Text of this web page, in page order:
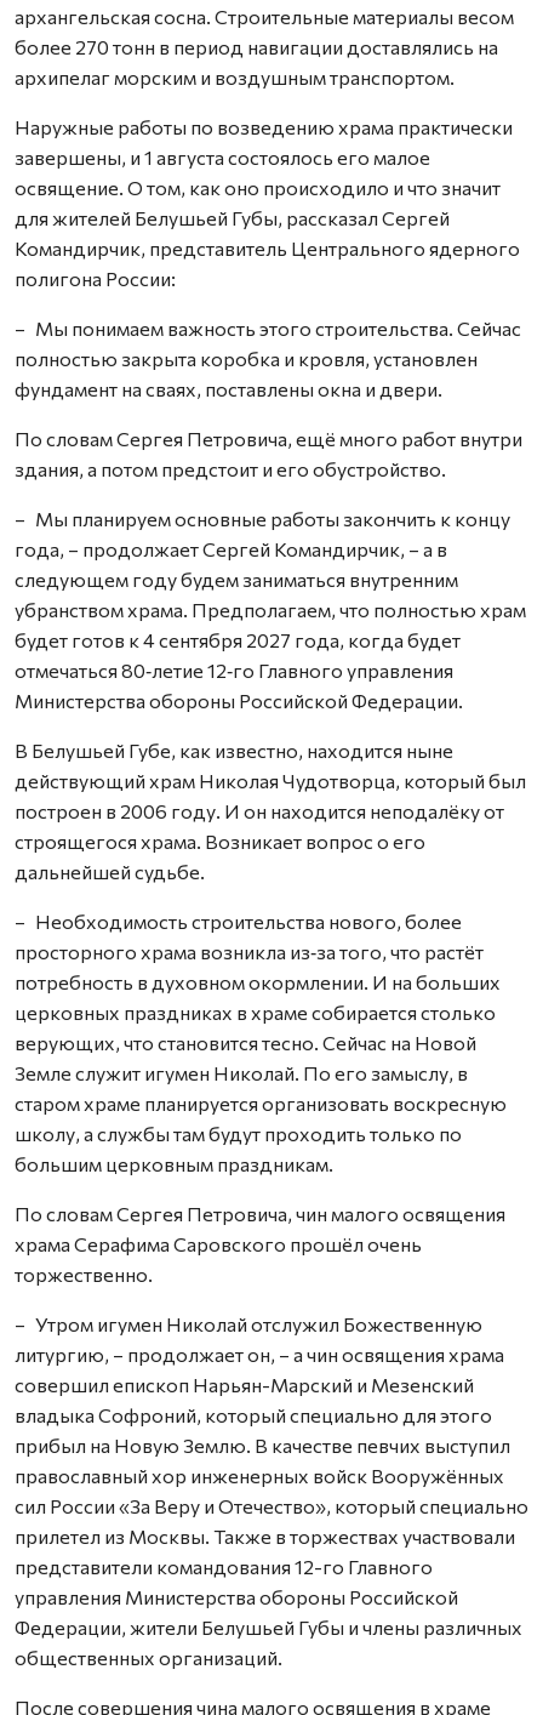
архангельская сосна. Строительные материалы весом
более 270 тонн в период навигации доставлялись на
архипелаг морским и воздушным транспортом.
Наружные работы по возведению храма практически
завершены, и 1 августа состоялось его малое
освящение. О том, как оно происходило и что значит
для жителей Белушьей Губы, рассказал Сергей
Командирчик, представитель Центрального ядерного
полигона России:
– Мы понимаем важность этого строительства. Сейчас
полностью закрыта коробка и кровля, установлен
фундамент на сваях, поставлены окна и двери.
По словам Сергея Петровича, ещё много работ внутри
здания, а потом предстоит и его обустройство.
– Мы планируем основные работы закончить к концу
года, – продолжает Сергей Командирчик, – а в
следующем году будем заниматься внутренним
убранством храма. Предполагаем, что полностью храм
будет готов к 4 сентября 2027 года, когда будет
отмечаться 80‑летие 12‑го Главного управления
Министерства обороны Российской Федерации.
В Белушьей Губе, как известно, находится ныне
действующий храм Николая Чудотворца, который был
построен в 2006 году. И он находится неподалёку от
строящегося храма. Возникает вопрос о его
дальнейшей судьбе.
– Необходимость строительства нового, более
просторного храма возникла из‑за того, что растёт
потребность в духовном окормлении. И на больших
церковных праздниках в храме собирается столько
верующих, что становится тесно. Сейчас на Новой
Земле служит игумен Николай. По его замыслу, в
старом храме планируется организовать воскресную
школу, а службы там будут проходить только по
большим церковным праздникам.
По словам Сергея Петровича, чин малого освящения
храма Серафима Саровского прошёл очень
торжественно.
– Утром игумен Николай отслужил Божественную
литургию, – продолжает он, – а чин освящения храма
совершил епископ Нарьян-Марский и Мезенский
владыка Софроний, который специально для этого
прибыл на Новую Землю. В качестве певчих выступил
православный хор инженерных войск Вооружённых
сил России «За Веру и Отечество», который специально
прилетел из Москвы. Также в торжествах участвовали
представители командования 12-го Главного
управления Министерства обороны Российской
Федерации, жители Белушьей Губы и члены различных
общественных организаций.
После совершения чина малого освящения в храме